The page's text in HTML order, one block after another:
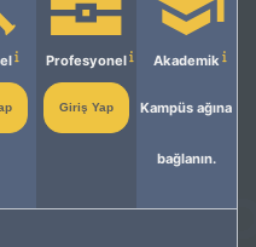
Profesyonel
Giriş Yap
Akademik
Kampüs ağına
bağlanın.